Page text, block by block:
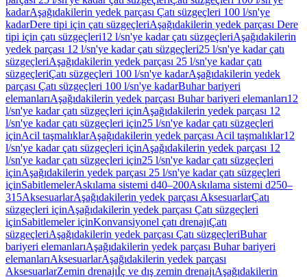
kadarAşağıdakilerin yedek parçası Çatı süzgeçleri 100 l/sn'ye
kadarDere tipi için çatı süzgeçleriAşağıdakilerin yedek parçası Dere
tipi için çatı süzgeçleri12 l/sn'ye kadar çatı süzgeçleriAşağıdakilerin
yedek parçası 12 l/sn'ye kadar çatı süzgeçleri25 l/sn'ye kadar çatı
süzgeçleriAşağıdakilerin yedek parçası 25 l/sn'ye kadar çatı
süzgeçleriÇatı süzgeçleri 100 l/sn'ye kadarAşağıdakilerin yedek
parçası Çatı süzgeçleri 100 l/sn'ye kadarBuhar bariyeri
elemanlarıAşağıdakilerin yedek parçası Buhar bariyeri elemanları12
l/sn'ye kadar çatı süzgeçleri içinAşağıdakilerin yedek parçası 12
l/sn'ye kadar çatı süzgeçleri için25 l/sn'ye kadar çatı süzgeçleri
içinAcil taşmalıklarAşağıdakilerin yedek parçası Acil taşmalıklar12
l/sn'ye kadar çatı süzgeçleri içinAşağıdakilerin yedek parçası 12
l/sn'ye kadar çatı süzgeçleri için25 l/sn'ye kadar çatı süzgeçleri
içinAşağıdakilerin yedek parçası 25 l/sn'ye kadar çatı süzgeçleri
içinSabitlemelerAskılama sistemi d40–200Askılama sistemi d250–
315AksesuarlarAşağıdakilerin yedek parçası AksesuarlarÇatı
süzgeçleri içinAşağıdakilerin yedek parçası Çatı süzgeçleri
içinSabitlemeler içinKonvansiyonel çatı drenajıÇatı
süzgeçleriAşağıdakilerin yedek parçası Çatı süzgeçleriBuhar
bariyeri elemanlarıAşağıdakilerin yedek parçası Buhar bariyeri
elemanlarıAksesuarlarAşağıdakilerin yedek parçası
AksesuarlarZemin drenajıİç ve dış zemin drenajıAşağıdakilerin